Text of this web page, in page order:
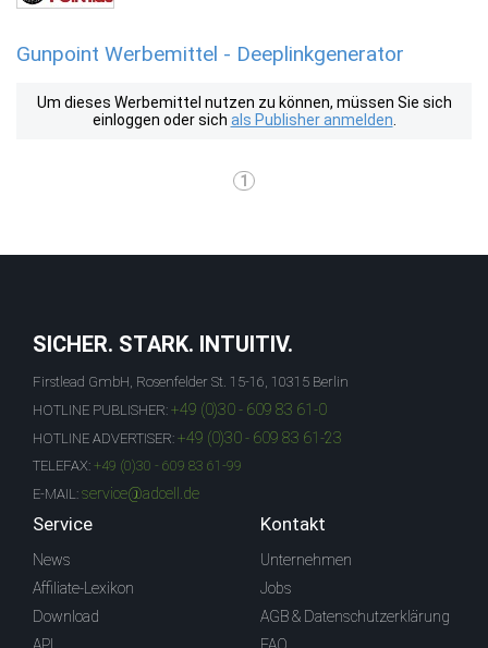
Gunpoint Werbemittel - Deeplinkgenerator
Um dieses Werbemittel nutzen zu können, müssen Sie sich
einloggen oder sich als Publisher anmelden
1
SICHER. STARK. INTUITIV.
Firstlead GmbH, Rosenfelder St. 15-16, 10315 Berlin
HOTLINE PUBLISHER: +49 (0)30 - 609 83 61-0
HOTLINE ADVERTISER: +49 (0)30 - 609 83 61-23
TELEFAX: +49 (0)30 - 609 83 61-99
E-MAIL: service@adcell.de
Service
News
Affiliate-Lexikon
Download
Kontakt
Unternehmen
Jobs
AGB & Datenschutzerklärung